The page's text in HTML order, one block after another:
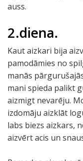
auss.
2.diena.
Kaut aizkari bija
pamodāmies no
manās
mani spieda palikt
aizmigt nevarēju.
izdomāju aizklāt
labs biezs aizkars,
aizvērt acis un